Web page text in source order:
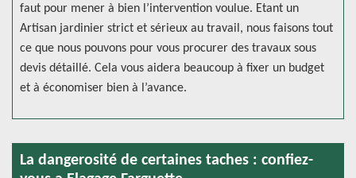
faut pour mener à bien l’intervention voulue. Etant un
Artisan jardinier strict et sérieux au travail, nous faisons tout
ce que nous pouvons pour vous procurer des travaux sous
devis détaillé. Cela vous aidera beaucoup à fixer un budget
et à économiser bien à l’avance.
La dangerosité de certaines taches : confiez-